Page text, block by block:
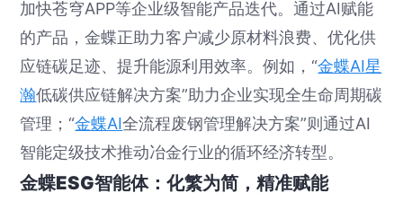
加快苍穹APP等企业级智能产品迭代。通过AI赋能
的产品，金蝶正助力客户减少原材料浪费、优化供
应链碳足迹、提升能源利用效率。例如，“金蝶AI星
瀚低碳供应链解决方案”助力企业实现全生命周期碳
管理；“金蝶AI全流程废钢管理解决方案”则通过AI
智能定级技术推动冶金行业的循环经济转型。
金蝶ESG智能体：化繁为简，精准赋能